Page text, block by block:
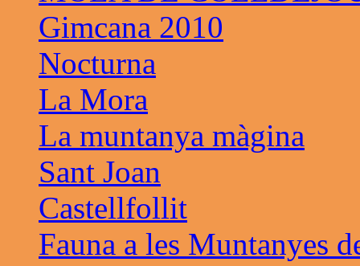
Gimcana 2010
Nocturna
La Mora
La muntanya màgina
Sant Joan
Castellfollit
Fauna a les Muntanyes